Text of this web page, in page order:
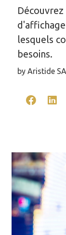
lesquels
besoins.
by Aristide